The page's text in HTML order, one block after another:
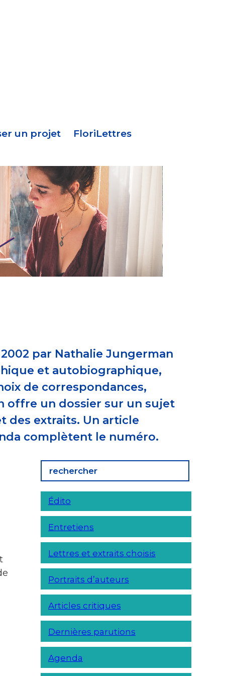
un projet FloriLettres
par Nathalie Jungerman
et autobiographique,
de correspondances,
offre un dossier sur un sujet
extraits. Un article
complètent le numéro.
Édito
Entretiens
Lettres et extraits choisis
Portraits d’auteurs
Articles critiques
Dernières parutions
Agenda